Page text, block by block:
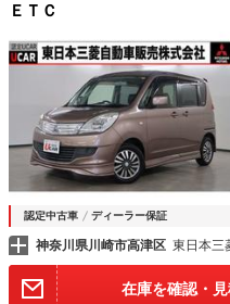
ＥＴＣ
認定中古車 ディーラー保証
神奈川県川崎市高津区 東日本三
在庫を確認・